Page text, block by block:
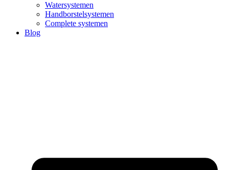
Watersystemen
Handborstelsystemen
Complete systemen
Blog